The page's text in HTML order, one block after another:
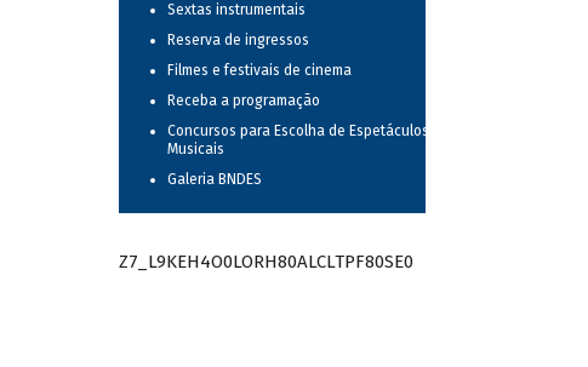
Sextas instrumentais
Reserva de ingressos
Filmes e festivais de cinema
Receba a programação
Concursos para Escolha de Espetáculos
Musicais
Galeria BNDES
Z7_L9KEH4O0LORH80ALCLTPF80SE0